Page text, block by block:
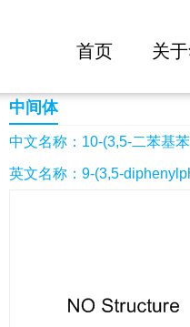
首页 关
10-(3,5-二苯基苯基)-9-溴蒽
中间体
中文名称：10-(3,5-二苯基
英文名称：9-(3,5-